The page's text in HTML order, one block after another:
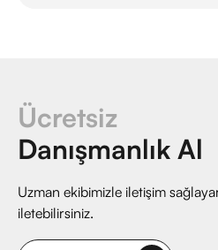
Ücretsiz
Danışmanlık Al
Uzman ekibimizle iletişim
iletebilirsiniz.